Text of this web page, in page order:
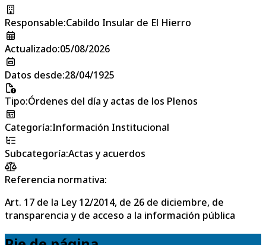
Responsable:Cabildo Insular de El Hierro
Actualizado:05/08/2026
Datos desde:28/04/1925
Tipo:Órdenes del día y actas de los Plenos
Categoría:Información Institucional
Subcategoría:Actas y acuerdos
Referencia normativa:
Art. 17 de la Ley 12/2014, de 26 de diciembre, de
transparencia y de acceso a la información pública